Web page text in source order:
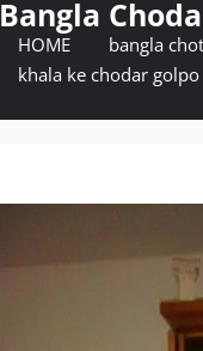
Bangla
HOME bangla
khala ke chodar golpo